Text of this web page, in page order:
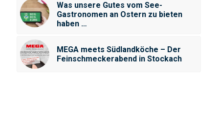
Was unsere Gutes vom See-
Gastronomen an Ostern zu bieten
haben …
MEGA meets Südlandköche – Der
Feinschmeckerabend in Stockach